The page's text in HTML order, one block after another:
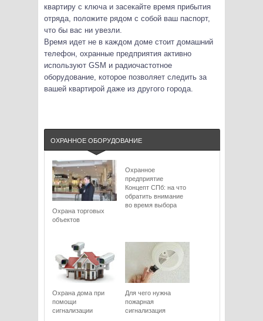
квартиру с ключа и засекайте время прибытия
отряда, положите рядом с собой ваш паспорт,
что бы вас ни увезли.
Время идет не в каждом доме стоит домашний
телефон, охранные предприятия активно
используют GSM и радиочастотное
оборудование, которое позволяет следить за
вашей квартирой даже из другого города.
ОХРАННОЕ ОБОРУДОВАНИЕ
Охрана торговых
объектов
Охранное
предприятие
Концепт СПб: на что
обратить внимание
во время выбора
Охрана дома при
помощи
сигнализации
Для чего нужна
пожарная
сигнализация